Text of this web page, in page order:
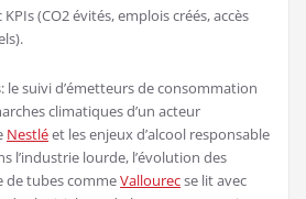
(CO2 évités, emplois créés, accès
le suivi d’émetteurs de consommation
climatiques d’un acteur
Nestléet les enjeux d’alcool responsable
l’industrie lourde, l’évolution des
de tubes commeVallourecse lit avec